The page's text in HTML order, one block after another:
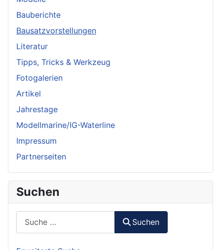
Bauberichte
Bausatzvorstellungen
Literatur
Tipps, Tricks & Werkzeug
Fotogalerien
Artikel
Jahrestage
Modellmarine/IG-Waterline
Impressum
Partnerseiten
Suchen
Suchen